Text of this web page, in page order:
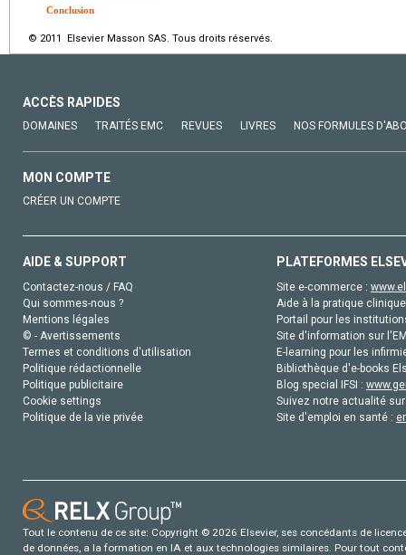
Conclusion
© 2011 Elsevier Masson SAS. Tous droits réservés.
ACCÈS RAPIDES
DOMAINES TRAITÉS EMC REVUES LIVRES NOS FORMULES
MON COMPTE
CRÉER UN COMPTE
AIDE & SUPPORT
Contactez-nous / FAQ
Qui sommes-nous ?
Mentions légales
© - Avertissements
Termes et conditions d'utilisation
Politique rédactionnelle
Politique publicitaire
Cookie settings
Politique de la vie privée
PLATEFORMES
Site e-commerce :
Aide à la pratique
Portail pour les
Site d'information sur
E-learning pour les
Bibliothèque d'e-books
Blog special IFSI :
Suivez notre actualité
Site d'emploi en santé :
Tout le contenu de ce site: Copyright © 2026 Elsevier, ses concédants de
de données, a la formation en IA et aux technologies similaires. Pour tout